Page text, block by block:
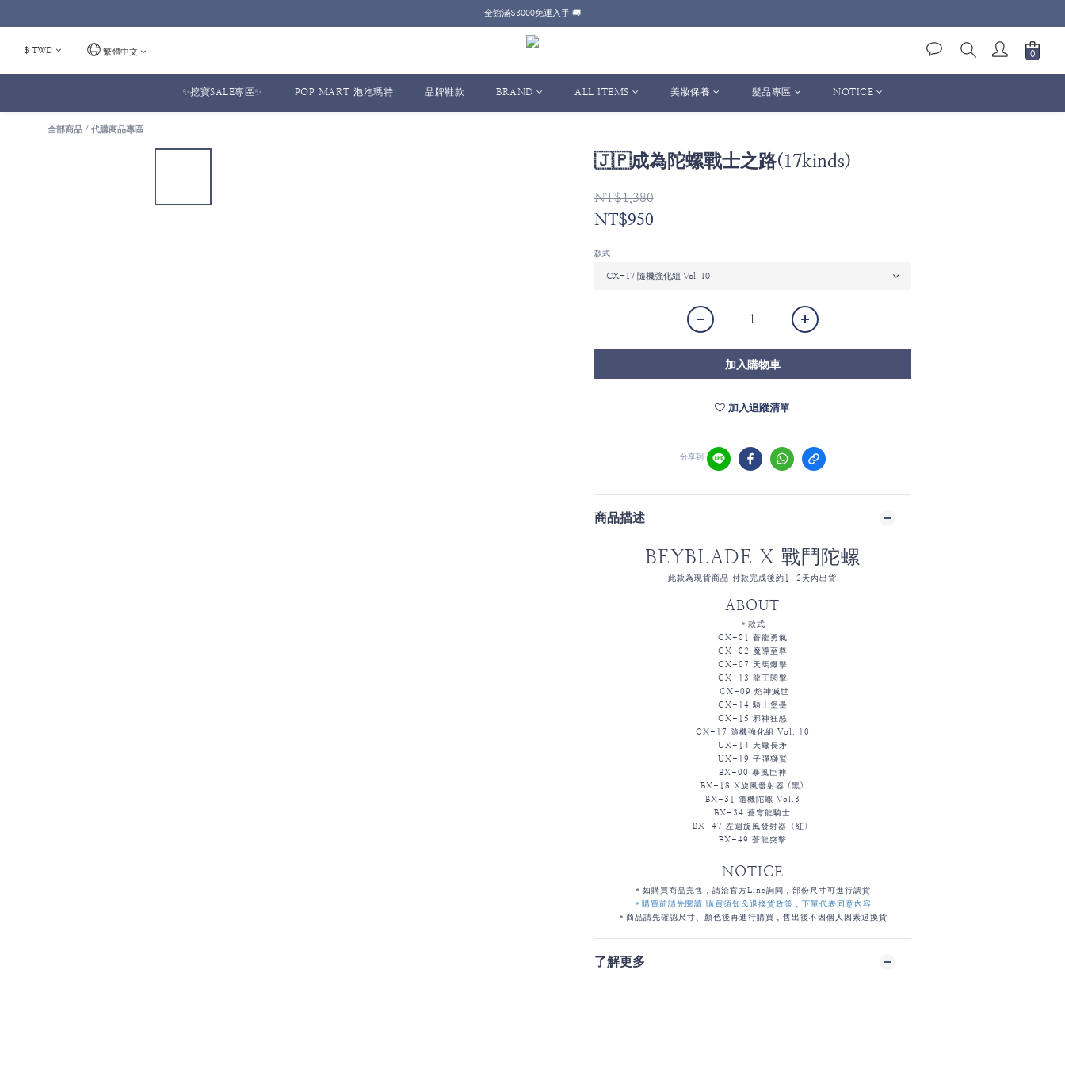
全館滿$3000免運入手 🚚
$ TWD 繁體中文
✨挖寶SALE專區✨ POP MART 泡泡瑪特 品牌鞋款 BRAND ALL ITEMS 美妝保養 髮品專區 NOTICE
全部商品 / 代購商品專區
🇯🇵成為陀螺戰士之路(17kinds)
NT$1,380
NT$950
款式
加入購物車
加入追蹤清單
分享到
商品描述
BEYBLADE X 戰鬥陀螺
此款為現貨商品 付款完成後約1-2天內出貨
ABOUT
＊款式
CX-01 蒼龍勇氣
CX-02 魔導至尊
CX-07 天馬爆擊
CX-13 龍王閃擊
CX-09 焰神滅世
CX-14 騎士堡壘
CX-15 邪神狂怒
CX-17 隨機強化組 Vol. 10
UX-14 天蠍長矛
UX-19 子彈獅鷲
BX-00 暴風巨神
BX-18 X旋風發射器 (黑)
BX-31 隨機陀螺 Vol.3
BX-34 蒼穹龍騎士
BX-47 左迴旋風發射器（紅）
BX-49 蒼龍突擊
NOTICE
＊如購買商品完售，請洽官方Line詢問，部份尺寸可進行調貨
＊購買前請先閱讀 購買須知 ＆退換貨政策 ，下單代表同意內容
＊商品請先確認尺寸、顏色後再進行購買，售出後不因個人因素退換貨
了解更多